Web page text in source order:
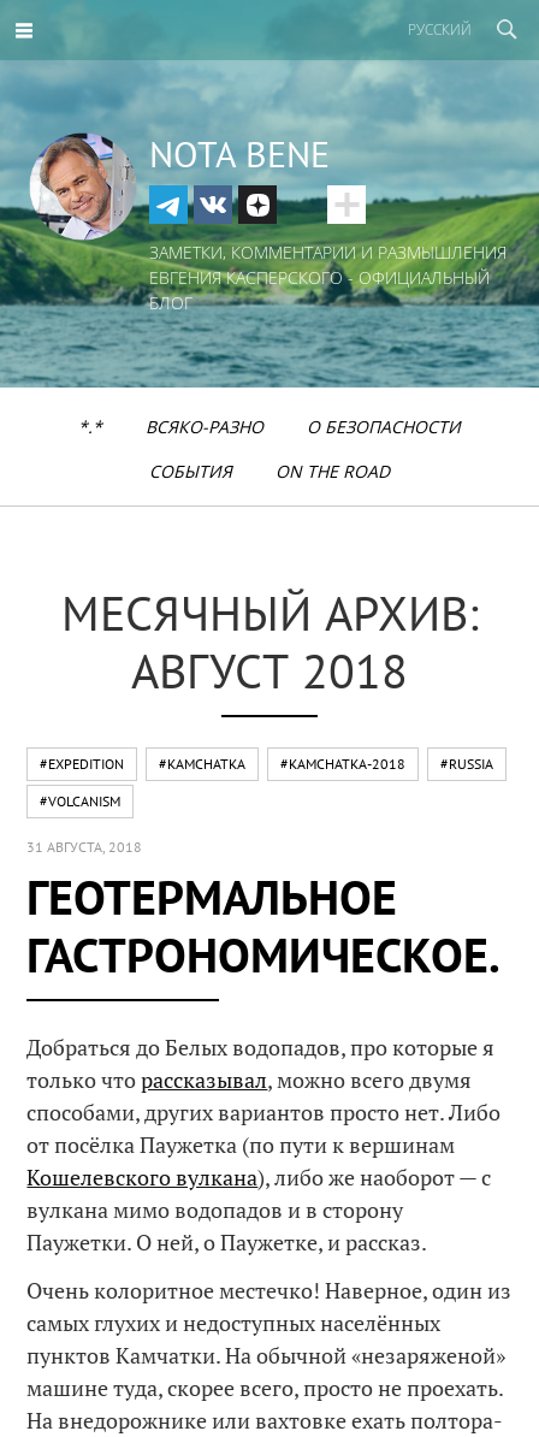
РУССКИЙ
NOTA BENE
ЗАМЕТКИ, КОММЕНТАРИИ И РАЗМЫШЛЕНИЯ
ЕВГЕНИЯ КАСПЕРСКОГО - ОФИЦИАЛЬНЫЙ
БЛОГ
*.* ВСЯКО-РАЗНО
О БЕЗОПАСНОСТИ
СОБЫТИЯ
ON THE ROAD
МЕСЯЧНЫЙ АРХИВ:
АВГУСТ 2018
#EXPEDITION #KAMCHATKA #KAMCHATKA-2018 #RUSSIA
#VOLCANISM
31 АВГУСТА, 2018
ГЕОТЕРМАЛЬНОЕ
ГАСТРОНОМИЧЕСКОЕ.
Добраться до Белых водопадов, про которые я
только чторассказывал, можно всего двумя
способами, других вариантов просто нет. Либо
от посёлка Паужетка (по пути к вершинам
Кошелевского вулкана), либо же наоборот — с
вулкана мимо водопадов и в сторону
Паужетки. О ней, о Паужетке, и рассказ.
Очень колоритное местечко! Наверное, один из
самых глухих и недоступных населённых
пунктов Камчатки. На обычной «незаряженой»
машине туда, скорее всего, просто не проехать.
На внедорожнике или вахтовке ехать полтора-